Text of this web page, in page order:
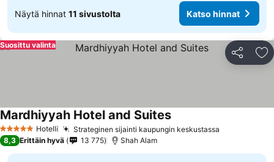
Näytä hinnat 11 sivustolta Katso hinnat
Jaa
Suosittu valinta
5 Tähtiluokitus
Hotelli Strateginen sijainti kaupungin keskustassa
Mardhiyyah Hotel and Suites
8,3 Erittäin hyvä 13 775 Shah Alam